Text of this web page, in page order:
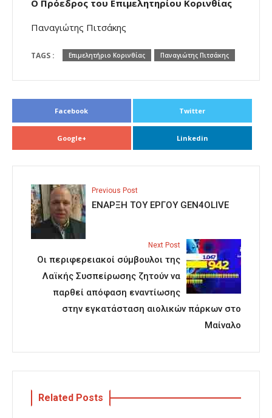
Ο Πρόεδρος του Επιμελητηρίου Κορινθίας
Παναγιώτης Πιτσάκης
TAGS : Επιμελητήριο Κορινθίας Παναγιώτης Πιτσάκης
Facebook Twitter
Google+ Linkedin
Previous Post
ΕΝΑΡΞΗ ΤΟΥ ΕΡΓΟΥ GEN4OLIVE
Next Post
Οι περιφερειακοί σύμβουλοι της
Λαϊκής Συσπείρωσης ζητούν να
παρθεί απόφαση εναντίωσης
στην εγκατάσταση αιολικών πάρκων στο
Μαίναλο
Related Posts